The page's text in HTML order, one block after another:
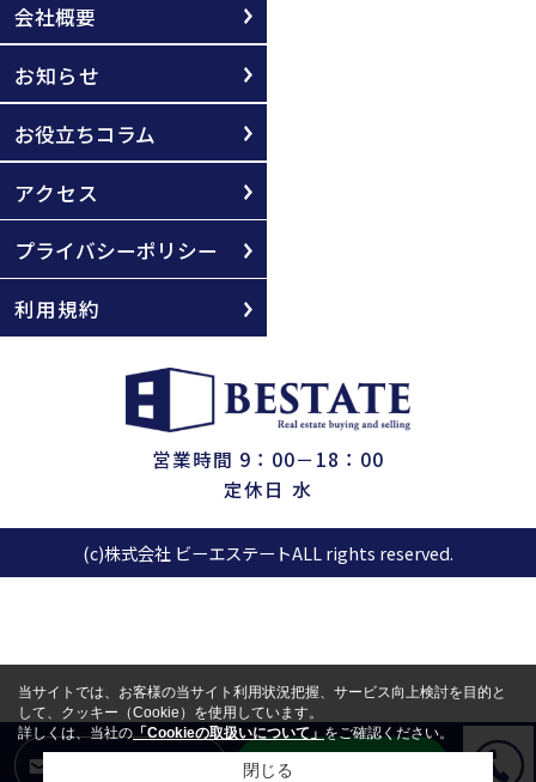
会社概要
お知らせ
お役立ちコラム
アクセス
プライバシーポリシー
利用規約
営業時間 9：00－18：00
定休日 水
(c)株式会社 ビーエステートALL rights reserved.
LINEからお問合せ
当サイトでは、お客様の当サイト利用状況把握、サービス向上検討を目的と
して、クッキー（Cookie）を使用しています。
詳しくは、当社の「Cookieの取扱いについて」をご確認ください。
閉じる